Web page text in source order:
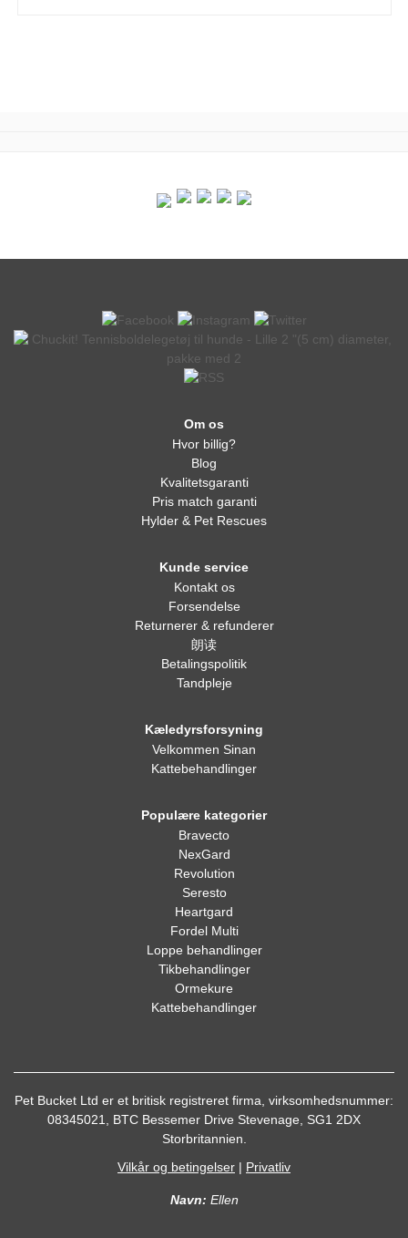
Om os
Hvor billig?
Blog
Kvalitetsgaranti
Pris match garanti
Hylder & Pet Rescues
Kunde service
Kontakt os
Forsendelse
Returnerer & refunderer
朗读
Betalingspolitik
Tandpleje
Kæledyrsforsyning
Velkommen Sinan
Kattebehandlinger
Populære kategorier
Bravecto
NexGard
Revolution
Seresto
Heartgard
Fordel Multi
Loppe behandlinger
Tikbehandlinger
Ormekure
Kattebehandlinger
Pet Bucket Ltd er et britisk registreret firma, virksomhedsnummer:
08345021, BTC Bessemer Drive Stevenage, SG1 2DX
Storbritannien.
Vilkår og betingelser | Privatliv
Navn: Ellen